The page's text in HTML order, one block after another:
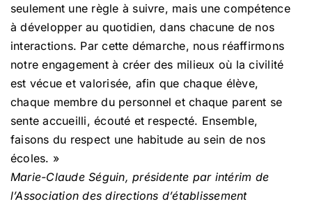
seulement une règle à suivre, mais une compétence
à développer au quotidien, dans chacune de nos
interactions. Par cette démarche, nous réaffirmons
notre engagement à créer des milieux où la civilité
est vécue et valorisée, afin que chaque élève,
chaque membre du personnel et chaque parent se
sente accueilli, écouté et respecté. Ensemble,
faisons du respect une habitude au sein de nos
écoles. »
Marie-Claude Séguin, présidente par intérim de
l’Association des directions d’établissement